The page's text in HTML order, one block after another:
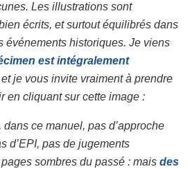
Les illustrations sont
écrits, et surtout équilibrés dans
événements historiques. Je viens
est intégralement
et je vous invite vraiment à prendre
en cliquant sur cette image :
ce manuel, pas d’approche
d’EPI, pas de jugements
sombres du passé : mais des